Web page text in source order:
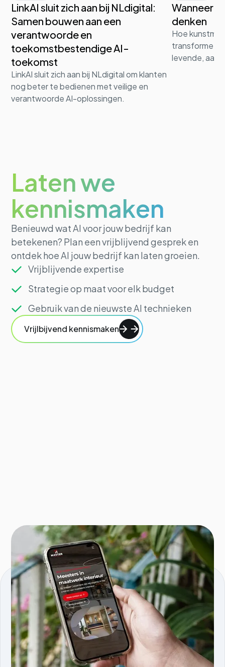
LinkAI sluit zich aan bij NLdigital:
Samen bouwen aan een
verantwoorde en
toekomstbestendige AI-
toekomst
LinkAI sluit zich aan bij NLdigital om klanten
nog beter te bedienen met veilige en
verantwoorde AI-oplossingen.
Wanneer
denken
Hoe
levende,
Laten we
kennismaken
Benieuwd wat AI voor jouw bedrijf kan
betekenen? Plan een vrijblijvend gesprek en
ontdek hoe AI jouw bedrijf kan laten groeien.
Vrijblijvende expertise
Strategie op maat voor elk budget
Gebruik van de nieuwste AI technieken
Vrijlbijvend kennismaken
KVK nmmr: 96595353
Comeniusstraat 5, 1817MS, Alkmaar
Producten
Tools.linkai.nl
Magazine PDF to WP
AI vertaaltool
Services
AI agents
AI software
development